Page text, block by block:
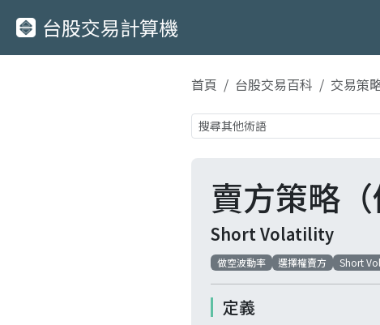
台股交易計算機
首頁 台股交易百科 交易策
賣方策略（
Short Volatility
做空波動率 選擇權賣方 Short Vol
定義